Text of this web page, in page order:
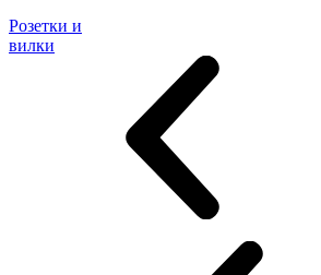
Розетки и
вилки